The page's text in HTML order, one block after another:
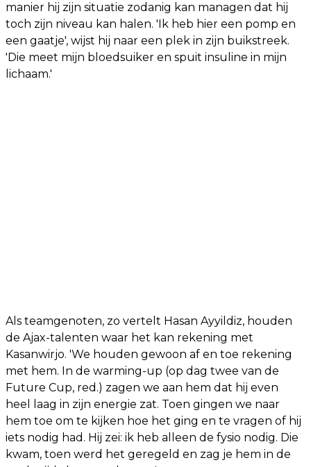
manier hij zijn situatie zodanig kan managen dat hij
toch zijn niveau kan halen. 'Ik heb hier een pomp en
een gaatje', wijst hij naar een plek in zijn buikstreek.
'Die meet mijn bloedsuiker en spuit insuline in mijn
lichaam.'
Als teamgenoten, zo vertelt Hasan Ayyildiz, houden
de Ajax-talenten waar het kan rekening met
Kasanwirjo. 'We houden gewoon af en toe rekening
met hem. In de warming-up (op dag twee van de
Future Cup, red.) zagen we aan hem dat hij even
heel laag in zijn energie zat. Toen gingen we naar
hem toe om te kijken hoe het ging en te vragen of hij
iets nodig had. Hij zei: ik heb alleen de fysio nodig. Die
kwam, toen werd het geregeld en zag je hem in de